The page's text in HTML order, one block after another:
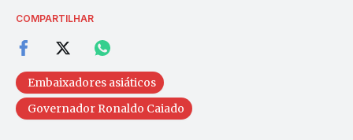
COMPARTILHAR
Embaixadores asiáticos
Governador Ronaldo Caiado